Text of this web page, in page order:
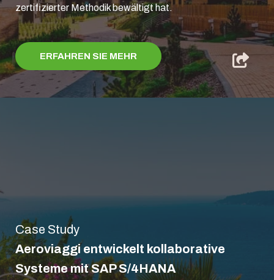
zertifizierter Methodik bewältigt hat.
ERFAHREN SIE MEHR
Case Study
Aeroviaggi entwickelt kollaborative
Systeme mit SAP S/4HANA